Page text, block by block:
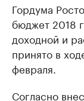
Гордума
бюджет 2018
доходной и
принято в
февраля.
Согласно